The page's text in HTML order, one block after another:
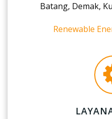
Batang, Demak,
Renewable